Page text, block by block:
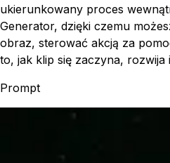
ukierunkowany proces
Generator, dzięki czemu
obraz, sterować akcją za
to, jak klip się zaczyna, rozwija
Prompt